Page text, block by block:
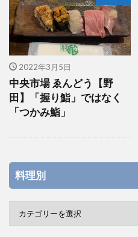
2022年3月5日
中央市場 ゑんどう【野
田】「握り鮨」ではなく
「つかみ鮨」
料理別